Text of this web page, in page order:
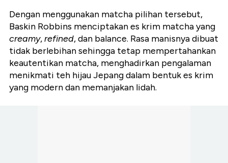
Dengan menggunakan matcha pilihan tersebut,
Baskin Robbins menciptakan es krim matcha yang
creamy,refined, dan balance. Rasa manisnya dibuat
tidak berlebihan sehingga tetap mempertahankan
keautentikan matcha, menghadirkan pengalaman
menikmati teh hijau Jepang dalam bentuk es krim
yang modern dan memanjakan lidah.